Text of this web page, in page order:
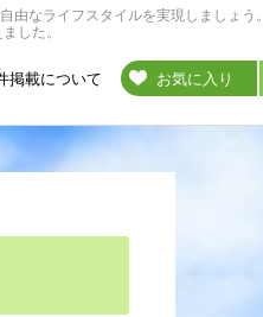
なライフスタイルを実現しましょう。
した。
掲載について お気に入り